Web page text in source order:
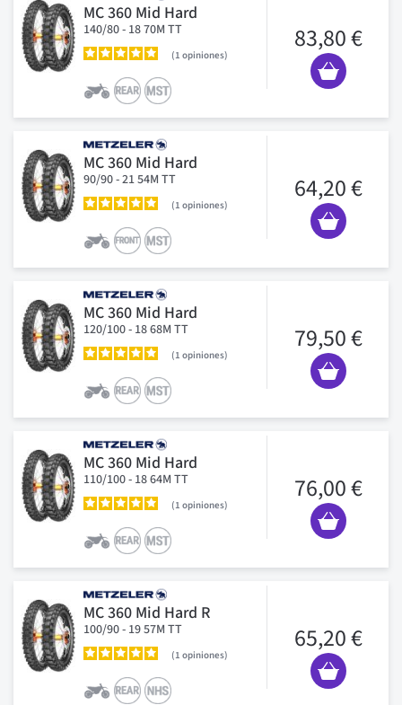
MC 360 Mid Hard
140/80 - 18 70M TT
1 opiniones
83,80 €
MC 360 Mid Hard
90/90 - 21 54M TT
1 opiniones
64,20 €
MC 360 Mid Hard
120/100 - 18 68M TT
1 opiniones
79,50 €
MC 360 Mid Hard
110/100 - 18 64M TT
1 opiniones
76,00 €
MC 360 Mid Hard R
100/90 - 19 57M TT
1 opiniones
65,20 €